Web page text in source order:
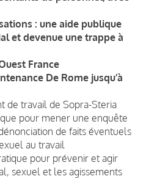
: une aide publique
et devenue une trappe à
France
De Rome jusqu’à
de travail de Sopra-Steria
pour mener une enquête
de faits éventuels
au travail
pour prévenir et agir
sexuel et les agissements